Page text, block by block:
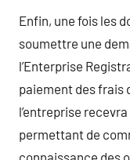
Enfin, une fois les
soumettre une
l’Enterprise
paiement des frais
l’entreprise
permettant de
connaissance des